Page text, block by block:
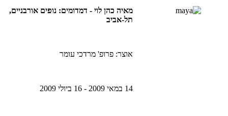
מאיה כהן לוי - דמדומים: נופים אורבניים,
תל-אביב
אוצר: פרופ' מרדכי עומר
14 במאי 2009 - 16 ביולי 2009